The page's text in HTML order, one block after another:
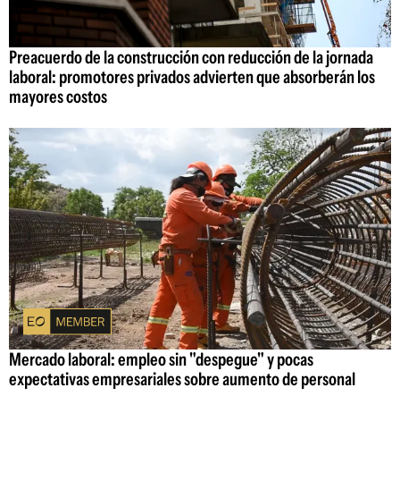
Preacuerdo de la construcción con reducción de la jornada
laboral: promotores privados advierten que absorberán los
mayores costos
Mercado laboral: empleo sin "despegue" y pocas
expectativas empresariales sobre aumento de personal